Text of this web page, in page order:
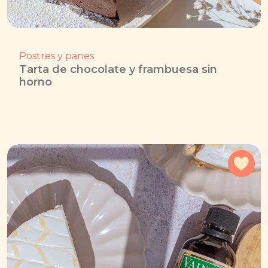
Postres y panes
Tarta de chocolate y frambuesa sin
horno